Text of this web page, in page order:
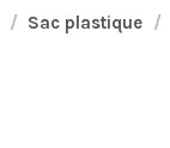
Sac plastique